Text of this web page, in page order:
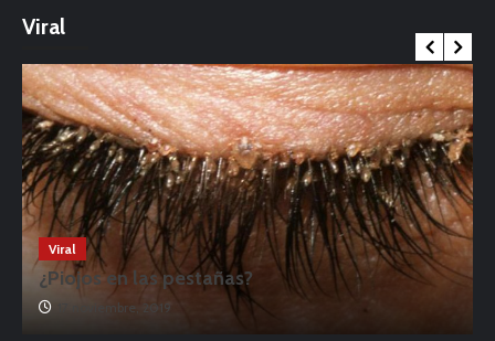
Viral
Viral
¿Piojos en las pestañas?
17 noviembre, 2019